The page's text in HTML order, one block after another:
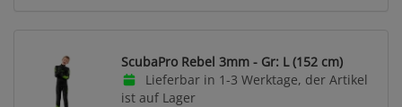
ScubaPro Rebel 3mm - Gr: L (152 cm)
Lieferbar in 1-3 Werktage, der Artikel
ist auf Lager